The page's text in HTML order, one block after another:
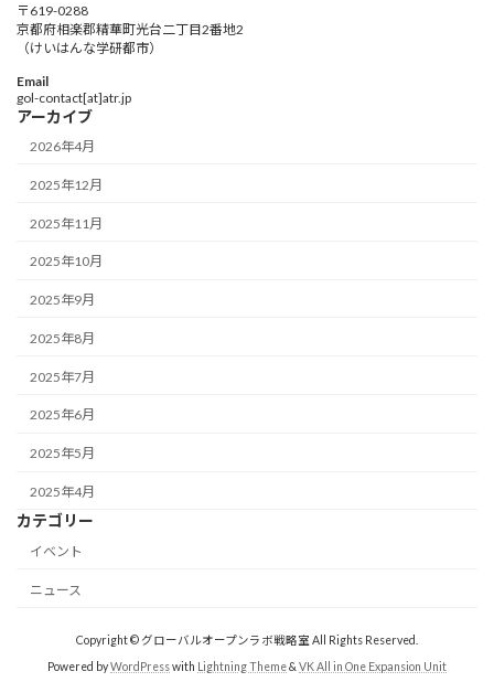
〒619-0288
京都府相楽郡精華町光台二丁目2番地2
（けいはんな学研都市）
Email
gol-contact[at]atr.jp
アーカイブ
2026年4月
2025年12月
2025年11月
2025年10月
2025年9月
2025年8月
2025年7月
2025年6月
2025年5月
2025年4月
カテゴリー
イベント
ニュース
Copyright © グローバルオープンラボ戦略室 All Rights Reserved.
Powered byWordPresswith Lightning Theme& VK All in One Expansion Unit